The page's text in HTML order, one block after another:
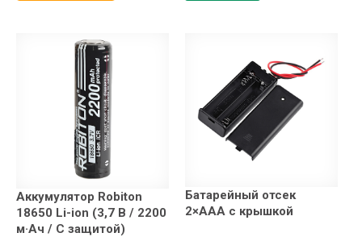
Аккумулятор Robiton
18650 Li-ion (3,7 В / 2200
м·Ач / С защитой)
Батарейный отсек
2×АAA с крышкой